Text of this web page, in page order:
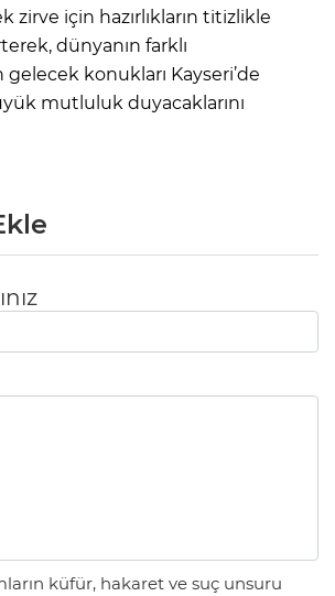
zirve için hazırlıkların titizlikle
dünyanın farklı
gelecek konukları Kayseri’de
mutluluk duyacaklarını
küfür, hakaret ve suç unsuru